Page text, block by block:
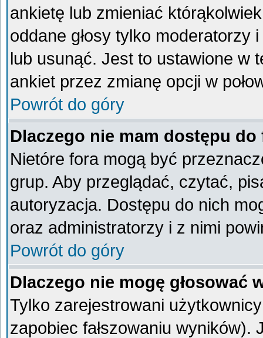
ankietę lub zmieniać
oddane głosy tylko moderatorzy
lub usunąć. Jest to ustawione w
ankiet przez zmianę opcji w
Powrót do góry
Dlaczego nie mam dostępu
Nietóre fora mogą być
grup. Aby przeglądać, czytać,
autoryzacja. Dostępu do nich
oraz administratorzy i z nimi
Powrót do góry
Dlaczego nie mogę głosować
Tylko zarejestrowani
zapobiec fałszowaniu wyników).